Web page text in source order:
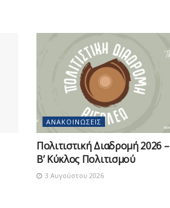
ΑΝΑΚΟΙΝΏΣΕΙΣ
Πολιτιστική Διαδρομή 2026 –
Β’ Κύκλος Πολιτισμού
3 Αυγούστου 2026